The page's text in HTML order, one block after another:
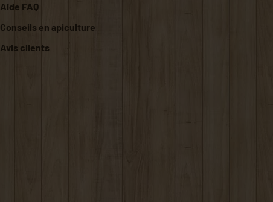
Aide FAQ
Conseils en apiculture
Avis clients